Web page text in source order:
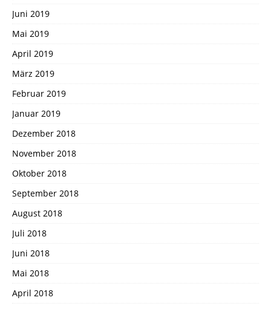
Juni 2019
Mai 2019
April 2019
März 2019
Februar 2019
Januar 2019
Dezember 2018
November 2018
Oktober 2018
September 2018
August 2018
Juli 2018
Juni 2018
Mai 2018
April 2018